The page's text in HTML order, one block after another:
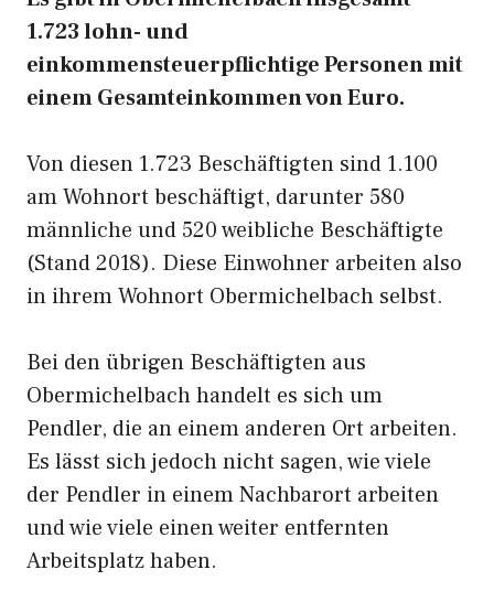
1.723 lohn- und
einkommensteuerpflichtige Personen mit
einem Gesamteinkommen von Euro.
Von diesen 1.723 Beschäftigten sind 1.100
am Wohnort beschäftigt, darunter 580
männliche und 520 weibliche Beschäftigte
(Stand 2018). Diese Einwohner arbeiten also
in ihrem Wohnort Obermichelbach selbst.
Bei den übrigen Beschäftigten aus
Obermichelbach handelt es sich um
Pendler, die an einem anderen Ort arbeiten.
Es lässt sich jedoch nicht sagen, wie viele
der Pendler in einem Nachbarort arbeiten
und wie viele einen weiter entfernten
Arbeitsplatz haben.